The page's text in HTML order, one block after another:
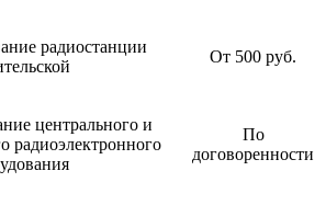
радиостанции
От 500 руб.
центрального и
радиоэлектронного
По
договоренности